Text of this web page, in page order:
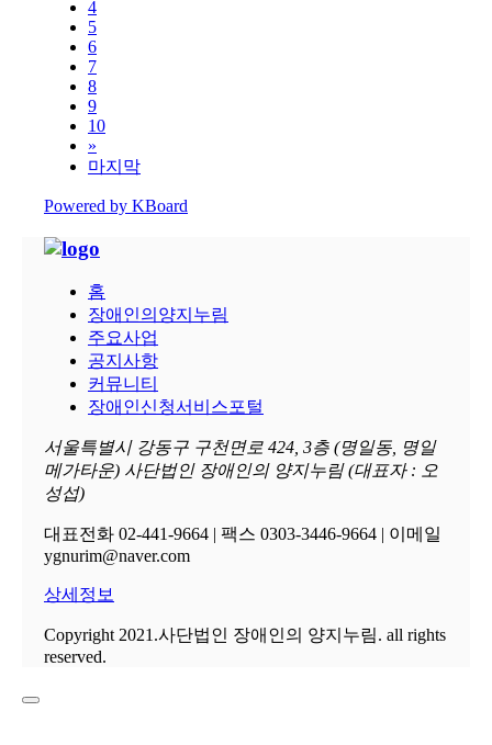
4
5
6
7
8
9
10
»
마지막
Powered by KBoard
홈
장애인의양지누림
주요사업
공지사항
커뮤니티
장애인신청서비스포털
서울특별시 강동구 구천면로 424, 3층 (명일동, 명일
메가타운) 사단법인 장애인의 양지누림 (대표자 : 오
성섭)
대표전화 02-441-9664 | 팩스 0303-3446-9664 | 이메일
ygnurim@naver.com
상세정보
Copyright 2021.사단법인 장애인의 양지누림. all rights
reserved.